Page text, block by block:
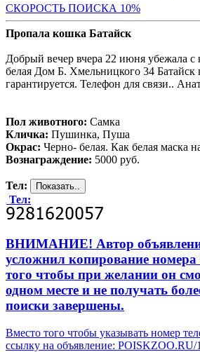
СКОРОСТЬ ПОИСКА 10%
Пропала кошка Батайск
Добрый вечер вчера 22 июня убежала
белая Дом Б. Хмельницкого 34 Батайск
гарантируется. Телефон для связи..
Пол животного: Самка
Кличка: Пушинка, Пуша
Окрас: Черно- белая. Как белая маска
Вознаграждение: 5000 руб.
Тел:
Тел:
ВНИМАНИЕ! Автор
усложнил копирование номера
того чтобы при желании он
одном месте и не получать
поиски завершены.
Вместо того чтобы указывать номер
ссылку на объявление: POISKZOO.RU/